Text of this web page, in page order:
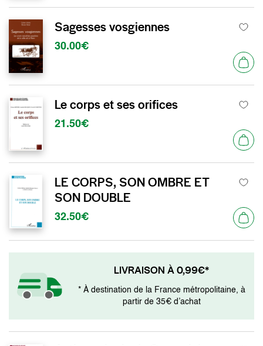
Sagesses vosgiennes
30.00€
Le corps et ses orifices
21.50€
LE CORPS, SON OMBRE ET
SON DOUBLE
32.50€
LIVRAISON À 0,99€*
* À destination de la France métropolitaine, à
partir de 35€ d’achat